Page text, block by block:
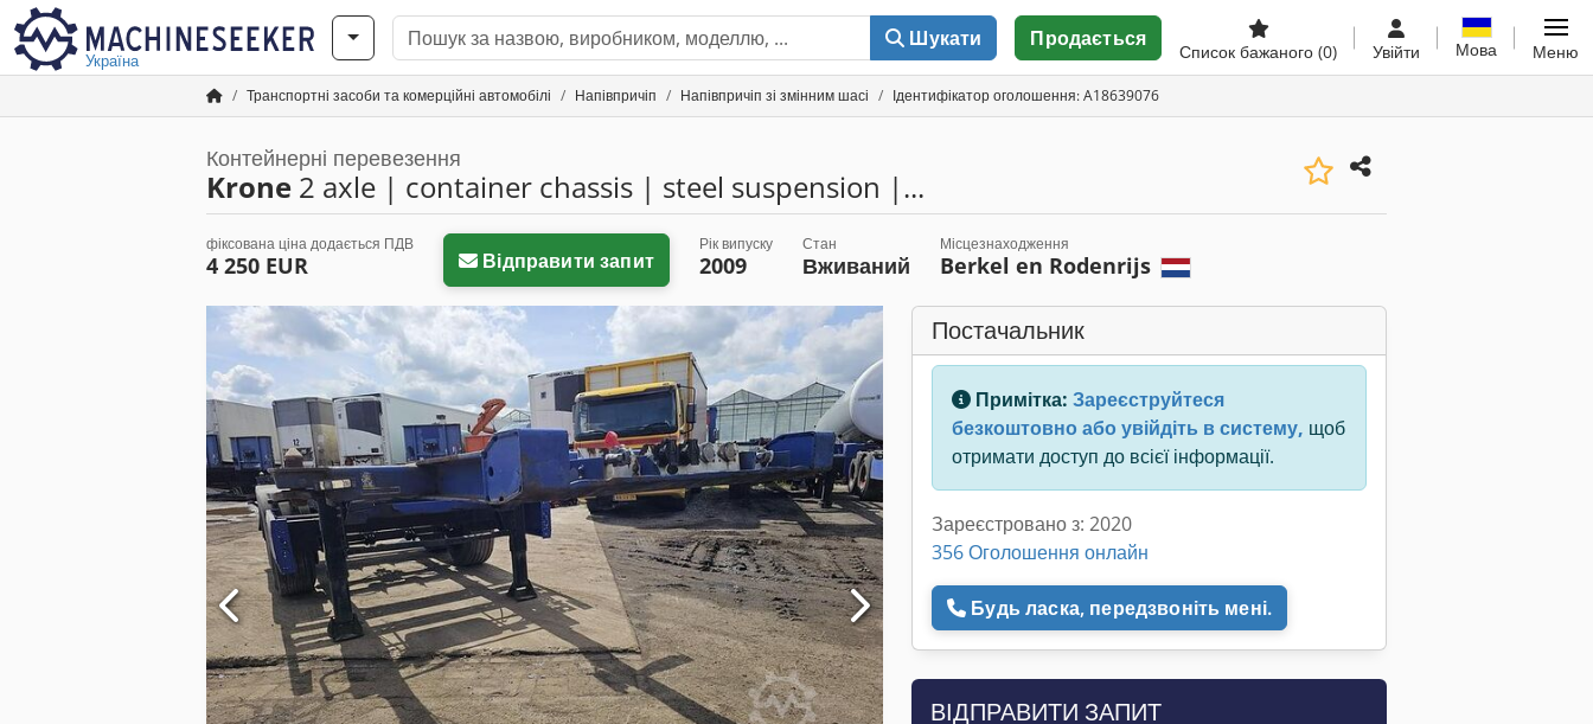
Україна
Шукати Продається
Список бажаного (0) Увійти Мова Меню
Транспортні засоби та комерційні автомобілі Напівпричіп Напівпричіп зі змінним шасі Ідентифікатор оголошення: A18639076
Контейнерні перевезення
Krone 2 axle | container chassis | steel suspension |...
фіксована ціна додається ПДВ
4 250 EUR Відправити запит
Рік випуску
2009
Стан
Вживаний
Місцезнаходження
Berkel en Rodenrijs
Постачальник
Примітка: Зареєструйтеся
безкоштовно або увійдіть в систему, щоб
отримати доступ до всієї інформації.
Зареєстровано з: 2020
356 Оголошення онлайн
Будь ласка, передзвоніть мені.
ВІДПРАВИТИ ЗАПИТ